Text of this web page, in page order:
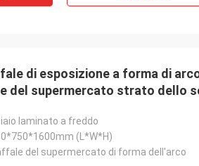
di esposizione a forma di
del supermercato strato dello
laminato a freddo
(L*W*H)
del supermercato di forma dell'arco